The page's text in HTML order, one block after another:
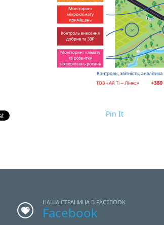
Pin It
НАША СТРАНИЦА В FACEBOOK
Facebook